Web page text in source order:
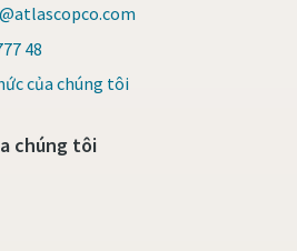
48
của chúng tôi
chúng tôi